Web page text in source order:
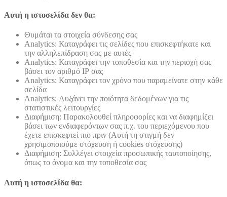
Αυτή η ιστοσελίδα δεν θα:
Θυμάται τα στοιχεία σύνδεσης σας
Analytics: Καταγράφει τις σελίδες που επισκεφτήκατε και
την αλληλεπίδραση σας με αυτές
Analytics: Καταγράφει την τοποθεσία και την περιοχή σας
βάσει τον αριθμό ΙΡ σας
Analytics: Καταγράφει τον χρόνο που παραμείνατε στην κάθε
σελίδα
Analytics: Αυξάνει την ποιότητα δεδομένων για τις
στατιστικές λειτουργίες
Διαφήμιση: Παρακολουθεί πληροφορίες και να διαφημίζει
βάσει των ενδιαφερόντων σας π.χ. του περιεχόμενου που
έχετε επισκεφτεί πιο πριν (Αυτή τη στιγμή δεν
χρησιμοποιούμε στόχευση ή cookies στόχευσης)
Διαφήμιση: Συλλέγει στοιχεία προσωπικής ταυτοποίησης,
όπως το όνομα και την τοποθεσία σας
Αυτή η ιστοσελίδα θα: